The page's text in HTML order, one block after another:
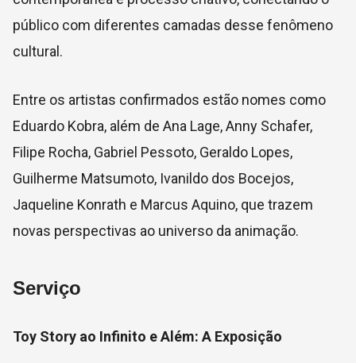
público com diferentes camadas desse fenômeno
cultural.
Entre os artistas confirmados estão nomes como
Eduardo Kobra, além de Ana Lage, Anny Schafer,
Filipe Rocha, Gabriel Pessoto, Geraldo Lopes,
Guilherme Matsumoto, Ivanildo dos Bocejos,
Jaqueline Konrath e Marcus Aquino, que trazem
novas perspectivas ao universo da animação.
Serviço
Toy Story ao Infinito e Além: A Exposição